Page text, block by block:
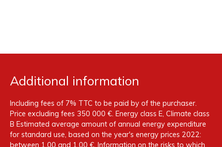
Additional information
Including fees of 7% TTC to be paid by of the purchaser.
Price excluding fees 350 000 €. Energy class E, Climate class
B Estimated average amount of annual energy expenditure
for standard use, based on the year's energy prices 2022:
between 1.00 and 1.00 €. Information on the risks to which